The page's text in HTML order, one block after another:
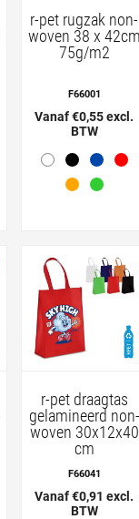
r-pet rugzak non-
woven 38 x
75g/m2
F66001
Vanaf €0,55 excl.
BTW
r-pet draagtas
gelamineerd non-
woven 30x12x40
cm
F66041
Vanaf €0,91 excl.
BTW